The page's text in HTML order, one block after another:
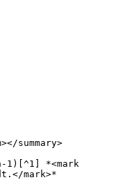
summary>
1)[^1] *<mark
mark>*